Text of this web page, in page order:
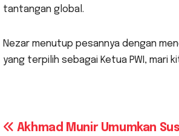
tantangan global.
Nezar menutup pesannya dengan
yang terpilih sebagai Ketua PWI, mari
Akhmad Munir Umumkan